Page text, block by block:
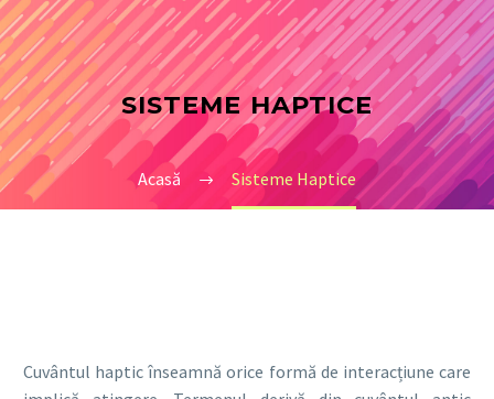
SISTEME HAPTICE
Acasă Sisteme Haptice
Cuvântul haptic înseamnă orice formă de interacțiune care